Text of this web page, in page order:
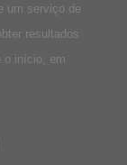
um serviço de
resultados
o início, em